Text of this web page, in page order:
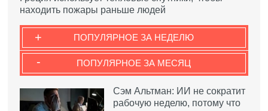
находить пожары раньше людей
ПОПУЛЯРНОЕ ЗА НЕДЕЛЮ
+
ПОПУЛЯРНОЕ ЗА МЕСЯЦ
-
Сэм Альтман: ИИ не сократит
рабочую неделю, потому что